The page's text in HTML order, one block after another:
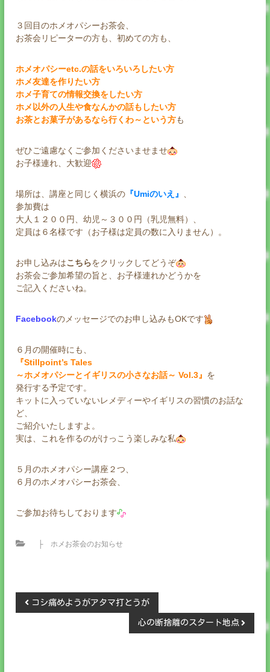
３回目のホメオパシーお茶会、
お茶会リピーターの方も、初めての方も、
ホメオパシーetc.の話をいろいろしたい方
ホメ友達を作りたい方
ホメ子育ての情報交換をしたい方
ホメ以外の人生や食なんかの話もしたい方
お茶とお菓子があるなら行くわ～という方も
ぜひご遠慮なくご参加くださいませませ
お子様連れ、大歓迎
場所は、講座と同じく横浜の 『Umiのいえ』
参加費は
大人１２００円、幼児～３００円（乳児無料）、
定員は６名様です（お子様は定員の数に入りません）。
お申し込みはこちらをクリックしてどうぞ
お茶会ご参加希望の旨と、お子様連れかどうかを
ご記入くださいね。
Facebookのメッセージでのお申し込みもOKです
６月の開催時にも、
『Stillpoint’s Tales
～ホメオパシーとイギリスの小さなお話～ Vol.3』 を
発行する予定です。
キットに入っていないレメディーやイギリスの習慣のお話な
ど、
ご紹介いたしますよ。
実は、これを作るのがけっこう楽しみな私
５月のホメオパシー講座２つ、
６月のホメオパシーお茶会、
ご参加お待ちしております
├ ホメお茶会のお知らせ
投コシ痛めようがアタマ打とうが
心の断捨離のスタート地点